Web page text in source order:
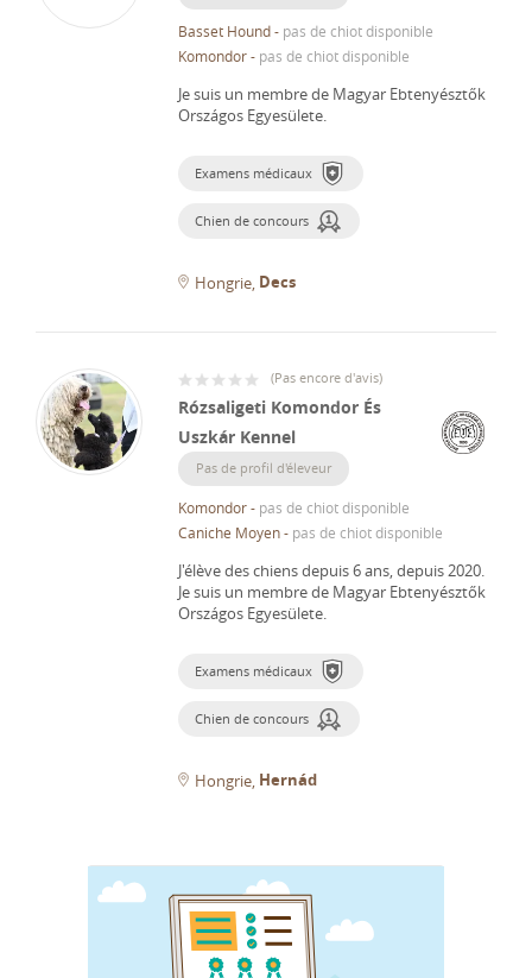
Basset Hound- pas de chiot disponible
Komondor- pas de chiot disponible
Je suis un membre de Magyar Ebtenyésztők
Országos Egyesülete.
Examens médicaux
Chien de concours
Hongrie Decs
(Pas encore d'avis)
Rózsaligeti Komondor És
Uszkár Kennel
Pas de profil d'éleveur
Komondor- pas de chiot disponible
Caniche Moyen- pas de chiot disponible
J'élève des chiens depuis 6 ans, depuis 2020.
Je suis un membre de Magyar Ebtenyésztők
Országos Egyesülete.
Examens médicaux
Chien de concours
Hongrie Hernád